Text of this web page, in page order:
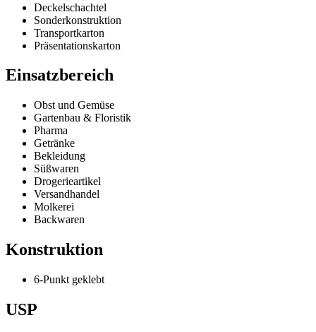
Deckelschachtel
Sonderkonstruktion
Transportkarton
Präsentationskarton
Einsatzbereich
Obst und Gemüse
Gartenbau & Floristik
Pharma
Getränke
Bekleidung
Süßwaren
Drogerieartikel
Versandhandel
Molkerei
Backwaren
Konstruktion
6-Punkt geklebt
USP